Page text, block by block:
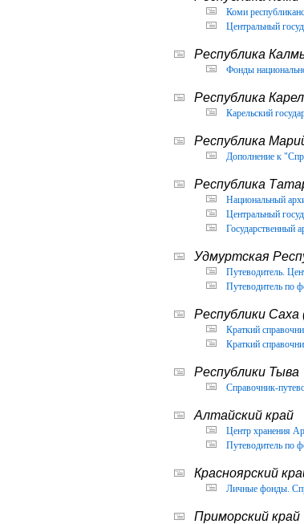
Коми
Центральный
Республика
Фонды
Республика
Карельский
Республика
Дополнение к
Республика
Национальный
Центральный
Государственный
Удмуртская
Путеводитель.
Путеводитель по
Республики Саха
Краткий
Краткий
Республики Тыва
Справочник-
Алтайский край
Центр хранения
Путеводитель по
Красноярский
Личные фонды.
Приморский край